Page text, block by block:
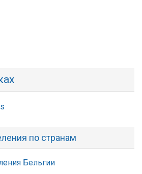
по странам
Бельгии